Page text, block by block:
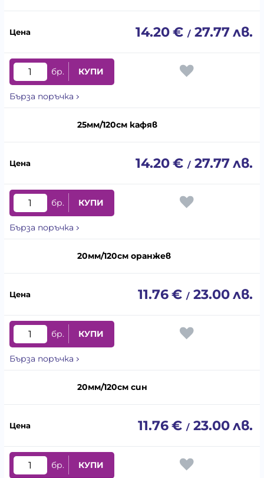
14.20€ / 27.77лв.
бр. КУПИ
Бърза поръчка
25мм/120см кафяв
14.20€ / 27.77лв.
бр. КУПИ
Бърза поръчка
20мм/120см оранжев
11.76€ / 23.00лв.
бр. КУПИ
Бърза поръчка
20мм/120см син
11.76€ / 23.00лв.
бр. КУПИ